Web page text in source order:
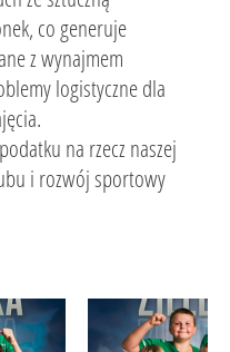
co generuje
z wynajmem
logistyczne dla
na rzecz naszej
i rozwój sportowy